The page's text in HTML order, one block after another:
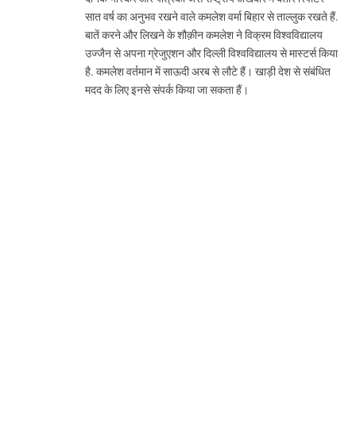
सात वर्ष का अनुभव रखने वाले कमलेश वर्मा बिहार से ताल्लुक रखते हैं.
बातें करने और लिखने के शौक़ीन कमलेश ने विक्रम विश्वविद्यालय
उज्जैन से अपना ग्रेजुएशन और दिल्ली विश्वविद्यालय से मास्टर्स किया
है. कमलेश वर्तमान में साऊदी अरब से लौटे हैं। खाड़ी देश से संबंधित
मदद के लिए इनसे संपर्क किया जा सकता हैं।